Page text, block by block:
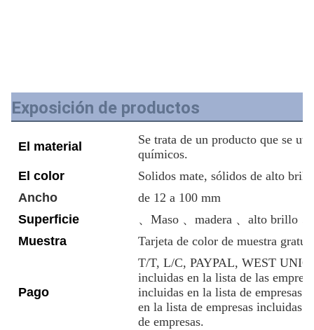
Exposición de productos
El material
Se trata de un producto que se
químicos.
El color
Solidos mate, sólidos de alto
Ancho
de 12 a 100 mm
Superficie
、Maso 、madera 、alto brillo
Muestra
Tarjeta de color de muestra
Pago
T/T, L/C, PAYPAL, WEST
incluidas en la lista de las
incluidas en la lista de empresas
en la lista de empresas incluidas
de empresas.